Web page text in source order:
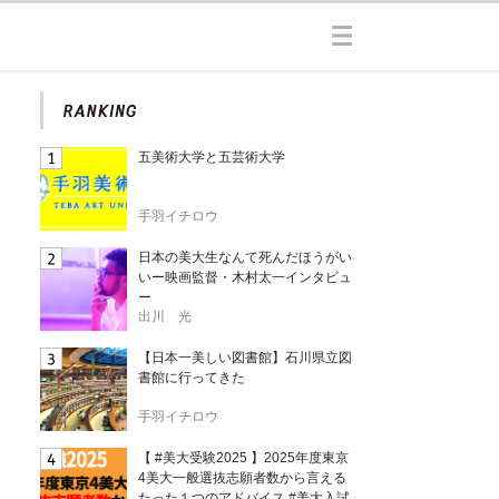
五美術大学と五芸術大学
手羽イチロウ
日本の美大生なんて死んだほうがい
いー映画監督・木村太一インタビュ
ー
出川 光
【日本一美しい図書館】石川県立図
書館に行ってきた
手羽イチロウ
【 #美大受験2025 】2025年度東京
4美大一般選抜志願者数から言える